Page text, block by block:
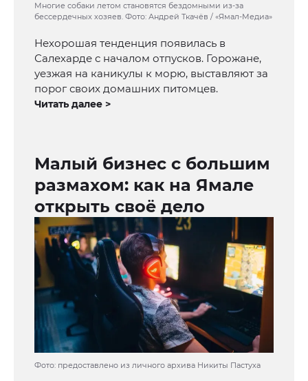
Многие собаки летом становятся бездомными из-за
бессердечных хозяев. Фото: Андрей Ткачёв / «Ямал-Медиа»
Нехорошая тенденция появилась в
Салехарде с началом отпусков. Горожане,
уезжая на каникулы к морю, выставляют за
порог своих домашних питомцев.
Читать далее >
Малый бизнес с большим
размахом: как на Ямале
открыть своё дело
Фото: предоставлено из личного архива Никиты Пастуха